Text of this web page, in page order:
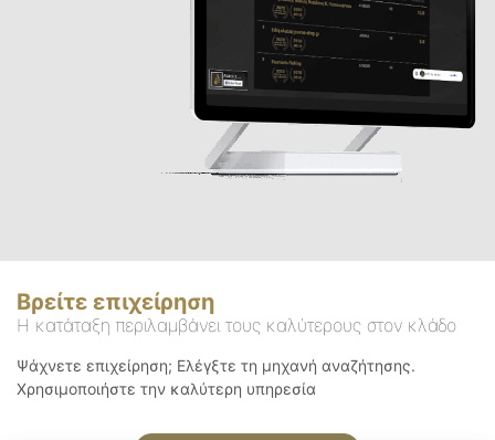
Βρείτε επιχείρηση
Η κατάταξη περιλαμβάνει τους καλύτερους στον κλάδο
Ψάχνετε επιχείρηση; Ελέγξτε τη μηχανή αναζήτησης.
Χρησιμοποιήστε την καλύτερη υπηρεσία